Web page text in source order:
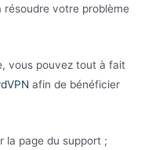
votre problème
vous pouvez tout à fait
afin de bénéficier
la page du support ;